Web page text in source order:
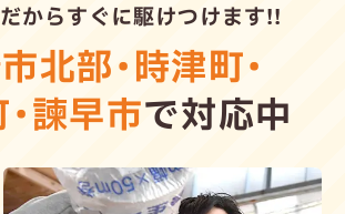
からすぐに駆けつけます!!
北部・時津町・
・諫早市で対応中